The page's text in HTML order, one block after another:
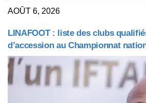
AOÛT 6, 2026
LINAFOOT : liste des clubs
d’accession au Championnat